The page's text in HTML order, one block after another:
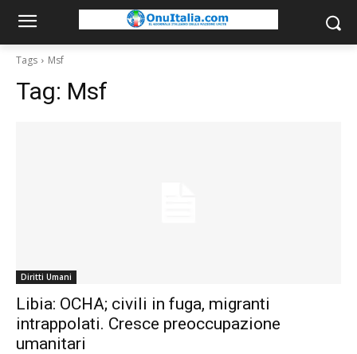
Tags Msf
Tag: Msf
Diritti Umani
Libia: OCHA; civili in fuga, migranti
intrappolati. Cresce preoccupazione
umanitari